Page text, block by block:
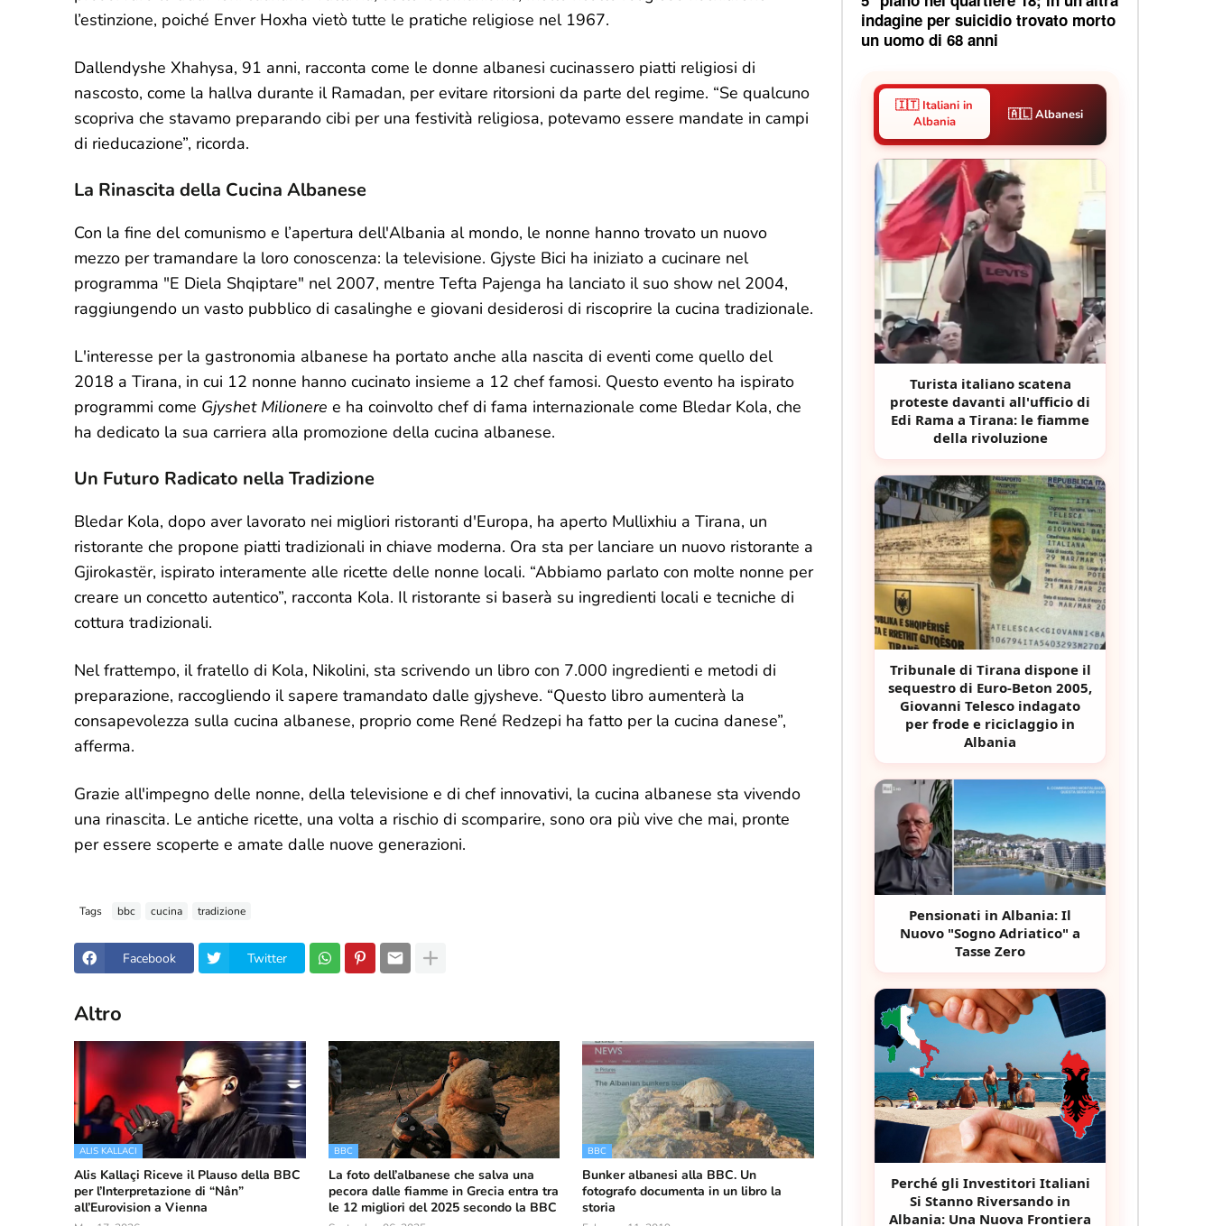
l’estinzione, poiché Enver Hoxha vietò tutte le pratiche religiose nel 1967.
Dallendyshe Xhahysa, 91 anni, racconta come le donne albanesi cucinassero piatti religiosi di
nascosto, come la hallva durante il Ramadan, per evitare ritorsioni da parte del regime. “Se qualcuno
scopriva che stavamo preparando cibi per una festività religiosa, potevamo essere mandate in campi
di rieducazione”, ricorda.
La Rinascita della Cucina Albanese
Con la fine del comunismo e l’apertura dell'Albania al mondo, le nonne hanno trovato un nuovo
mezzo per tramandare la loro conoscenza: la televisione. Gjyste Bici ha iniziato a cucinare nel
programma "E Diela Shqiptare" nel 2007, mentre Tefta Pajenga ha lanciato il suo show nel 2004,
raggiungendo un vasto pubblico di casalinghe e giovani desiderosi di riscoprire la cucina tradizionale.
L'interesse per la gastronomia albanese ha portato anche alla nascita di eventi come quello del
2018 a Tirana, in cui 12 nonne hanno cucinato insieme a 12 chef famosi. Questo evento ha ispirato
programmi come Gjyshet Milionere e ha coinvolto chef di fama internazionale come Bledar Kola, che
ha dedicato la sua carriera alla promozione della cucina albanese.
Un Futuro Radicato nella Tradizione
Bledar Kola, dopo aver lavorato nei migliori ristoranti d'Europa, ha aperto Mullixhiu a Tirana, un
ristorante che propone piatti tradizionali in chiave moderna. Ora sta per lanciare un nuovo ristorante a
Gjirokastër, ispirato interamente alle ricette delle nonne locali. “Abbiamo parlato con molte nonne per
creare un concetto autentico”, racconta Kola. Il ristorante si baserà su ingredienti locali e tecniche di
cottura tradizionali.
Nel frattempo, il fratello di Kola, Nikolini, sta scrivendo un libro con 7.000 ingredienti e metodi di
preparazione, raccogliendo il sapere tramandato dalle gjysheve. “Questo libro aumenterà la
consapevolezza sulla cucina albanese, proprio come René Redzepi ha fatto per la cucina danese”,
afferma.
Grazie all'impegno delle nonne, della televisione e di chef innovativi, la cucina albanese sta vivendo
una rinascita. Le antiche ricette, una volta a rischio di scomparire, sono ora più vive che mai, pronte
per essere scoperte e amate dalle nuove generazioni.
Tags bbc cucina tradizione
Facebook Twitter
Altro
ALIS KALLACI
Alis Kallaçi Riceve il Plauso della BBC
per l’Interpretazione di “Nân”
all’Eurovision a Vienna
BBC
La foto dell’albanese che salva una
pecora dalle fiamme in Grecia entra tra
le 12 migliori del 2025 secondo la BBC
BBC
Bunker albanesi alla BBC. Un
fotografo documenta in un libro la
storia
indagine per suicidio trovato morto
un uomo di 68 anni
🇮🇹 Italiani in
Albania
🇦🇱 Albanesi
Turista italiano scatena
proteste davanti all'ufficio di
Edi Rama a Tirana: le fiamme
della rivoluzione
Tribunale di Tirana dispone il
sequestro di Euro-Beton 2005,
Giovanni Telesco indagato
per frode e riciclaggio in
Albania
Pensionati in Albania: Il
Nuovo "Sogno Adriatico" a
Tasse Zero
Perché gli Investitori Italiani
Si Stanno Riversando in
Albania: Una Nuova Frontiera